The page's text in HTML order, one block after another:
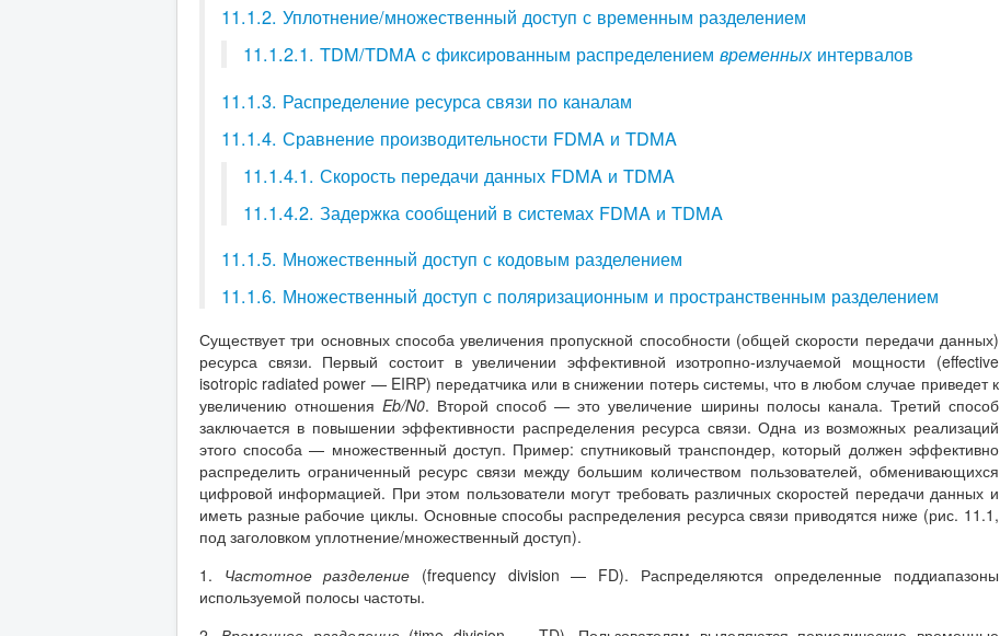
11.1.2. Уплотнение/множественный доступ с временным разделением
11.1.2.1. TDM/TDMA c фиксированным распределением временныхинтервалов
11.1.3. Распределение ресурса связи по каналам
11.1.4. Сравнение производительности FDMA и TDMA
11.1.4.1. Скорость передачи данных FDMA и TDMA
11.1.4.2. Задержка сообщений в системах FDMA и TDMA
11.1.5. Множественный доступ с кодовым разделением
11.1.6. Множественный доступ с поляризационным и пространственным разделением
Существует три основных способа увеличения пропускной способности (общей скорости передачи данных)
ресурса связи. Первый состоит в увеличении эффективной изотропно-излучаемой мощности (effective
isotropic radiated power — EIRP) передатчика или в снижении потерь системы, что в любом случае приведет к
увеличению отношенияEb/N0. Второй способ — это увеличение ширины полосы канала. Третий способ
заключается в повышении эффективности распределения ресурса связи. Одна из возможных реализаций
этого способа — множественный доступ. Пример: спутниковый транспондер, который должен эффективно
распределить ограниченный ресурс связи между большим количеством пользователей, обменивающихся
цифровой информацией. При этом пользователи могут требовать различных скоростей передачи данных и
иметь разные рабочие циклы. Основные способы распределения ресурса связи приводятся ниже (рис. 11.1,
под заголовком уплотнение/множественный доступ).
1. Частотное разделение (frequency division — FD). Распределяются определенные поддиапазоны
используемой полосы частоты.